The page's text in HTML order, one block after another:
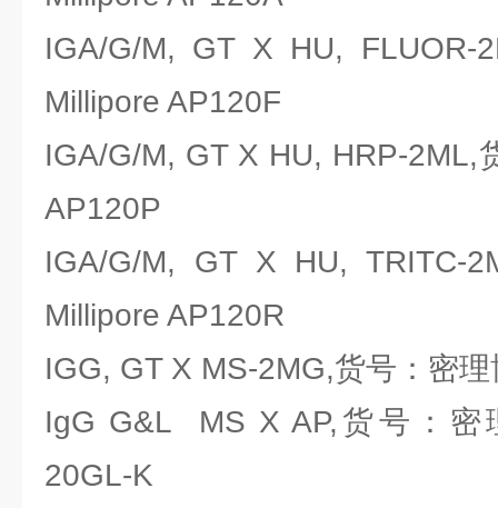
IGA/G/M, GT X HU,
Millipore AP120F
IGA/G/M, GT X HU, HRP-2ML,
AP120P
IGA/G/M, GT X HU,
Millipore AP120R
IGG, GT X MS-2MG,货号：密
IgG G&L MS X AP,货号：密
20GL-K